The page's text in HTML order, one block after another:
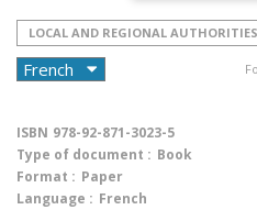
LOCAL AND REGIONAL
ISBN 978-92-871-3023-5
Type of document : Book
Format : Paper
Language : French